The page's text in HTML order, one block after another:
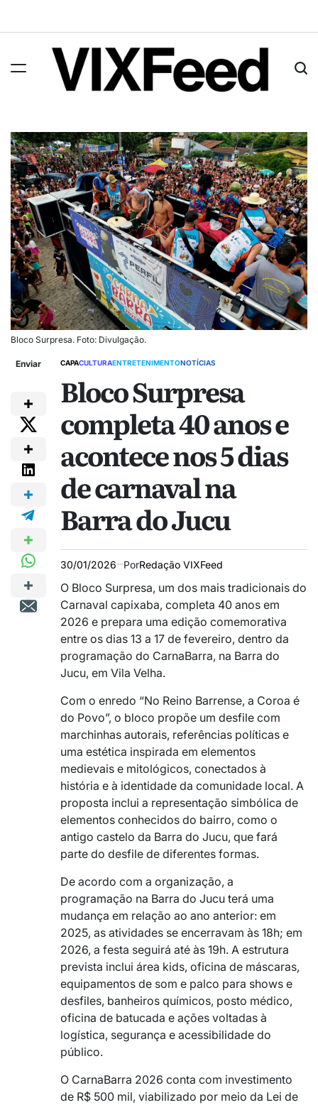
Bloco Surpresa. Foto: Divulgação.
Enviar CAPACULTURAENTRETENIMENTONOTÍCIAS
Bloco Surpresa
completa 40 anos e
acontece nos 5 dias
de carnaval na
Barra do Jucu
30/01/2026 PorRedação VIXFeed
O Bloco Surpresa, um dos mais tradicionais do
Carnaval capixaba, completa 40 anos em
2026 e prepara uma edição comemorativa
entre os dias 13 a 17 de fevereiro, dentro da
programação do CarnaBarra, na Barra do
Jucu, em Vila Velha.
Com o enredo “No Reino Barrense, a Coroa é
do Povo”, o bloco propõe um desfile com
marchinhas autorais, referências políticas e
uma estética inspirada em elementos
medievais e mitológicos, conectados à
história e à identidade da comunidade local. A
proposta inclui a representação simbólica de
elementos conhecidos do bairro, como o
antigo castelo da Barra do Jucu, que fará
parte do desfile de diferentes formas.
De acordo com a organização, a
programação na Barra do Jucu terá uma
mudança em relação ao ano anterior: em
2025, as atividades se encerravam às 18h; em
2026, a festa seguirá até às 19h. A estrutura
prevista inclui área kids, oficina de máscaras,
equipamentos de som e palco para shows e
desfiles, banheiros químicos, posto médico,
oficina de batucada e ações voltadas à
logística, segurança e acessibilidade do
público.
O CarnaBarra 2026 conta com investimento
de R$ 500 mil, viabilizado por meio da Lei de